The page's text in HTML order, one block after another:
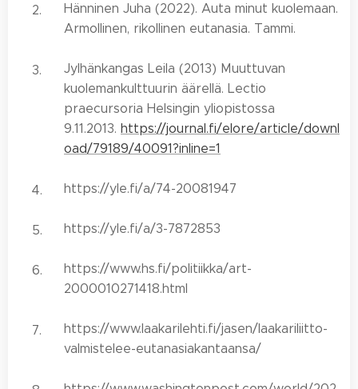
Hänninen Juha (2022). Auta minut kuolemaan.
Armollinen, rikollinen eutanasia. Tammi.
Jylhänkangas Leila (2013) Muuttuvan
kuolemankulttuurin äärellä. Lectio
praecursoria Helsingin yliopistossa
9.11.2013. https://journal.fi/elore/article/downl
oad/79189/40091?inline=1
https://yle.fi/a/74-20081947
https://yle.fi/a/3-7872853
https://www.hs.fi/politiikka/art-
2000010271418.html
https://www.laakarilehti.fi/jasen/laakariliitto-
valmistelee-eutanasiakantaansa/